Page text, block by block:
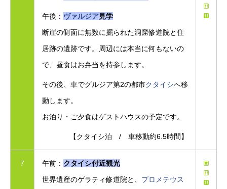
午後： ヴァルジア見学
断崖の側面に無数に掘られた洞窟修道院と住
居跡の遺跡です。周辺には本当に何もないの
で、昼食はお弁当を持参します。
その後、車でグルジア第2の都市クタイシへ移
動します。
お泊り・ご夕食はゲストハウスの予定です。
【クタイシ泊 / 車移動約6.5時間】
7 午前： クタイシ付近観光
世界遺産のゲラティ修道院と、 プロメテウス